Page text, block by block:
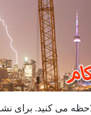
می کنید. برای